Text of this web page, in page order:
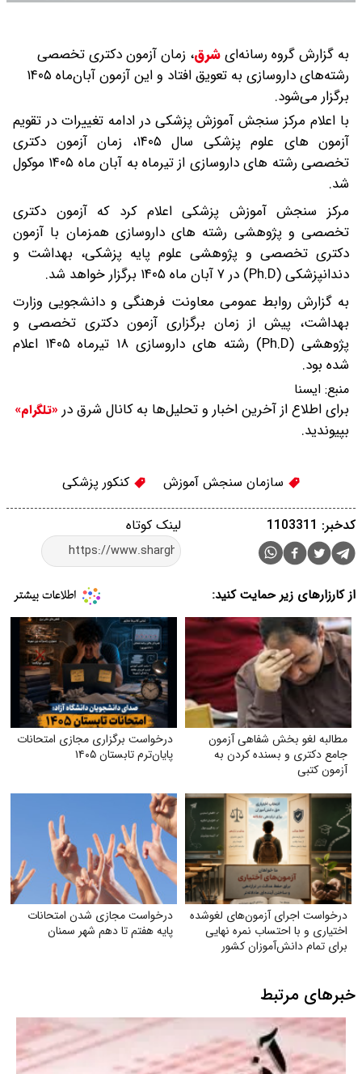
به گزارش گروه رسانه‌ایشرق، زمان آزمون دکتری تخصصی
رشته‌های داروسازی به تعویق افتاد و این آزمون آبان‌ماه ۱۴۰۵
برگزار می‌شود.
با اعلام مرکز سنجش آموزش پزشکی در ادامه تغییرات در تقویم
آزمون های علوم پزشکی سال ۱۴۰۵، زمان آزمون دکتری
تخصصی رشته های داروسازی از تیرماه به آبان ماه ۱۴۰۵ موکول
شد.
مرکز سنجش آموزش پزشکی اعلام کرد که آزمون دکتری
تخصصی و پژوهشی رشته های داروسازی همزمان با آزمون
دکتری تخصصی و پژوهشی علوم پایه پزشکی، بهداشت و
دندانپزشکی (Ph.D) در ۷ آبان ماه ۱۴۰۵ برگزار خواهد شد.
به گزارش روابط عمومی معاونت فرهنگی و دانشجویی وزارت
بهداشت، پیش از زمان برگزاری آزمون دکتری تخصصی و
پژوهشی (Ph.D) رشته های داروسازی ۱۸ تیرماه ۱۴۰۵ اعلام
شده بود.
منبع: ایسنا
برای اطلاع از آخرین اخبار و تحلیل‌ها به کانال شرق در «تلگرام»
بپیوندید.
سازمان سنجش آموزش کنکور پزشکی
لینک کوتاه کدخبر: 1103311
از کارزارهای زیر حمایت کنید:
مطالبه لغو بخش شفاهی آزمون
جامع دکتری و بسنده کردن به
آزمون کتبی
درخواست برگزاری مجازی امتحانات
پایان‌ترم تابستان ۱۴۰۵
درخواست اجرای آزمون‌های لغوشده
اختیاری و با احتساب نمره نهایی
برای تمام دانش‌آموزان کشور
درخواست مجازی شدن امتحانات
پایه هفتم تا دهم شهر سمنان
خبرهای مرتبط